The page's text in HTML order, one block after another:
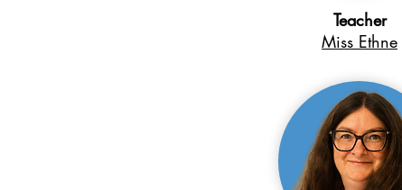
Teacher
Miss Ethne